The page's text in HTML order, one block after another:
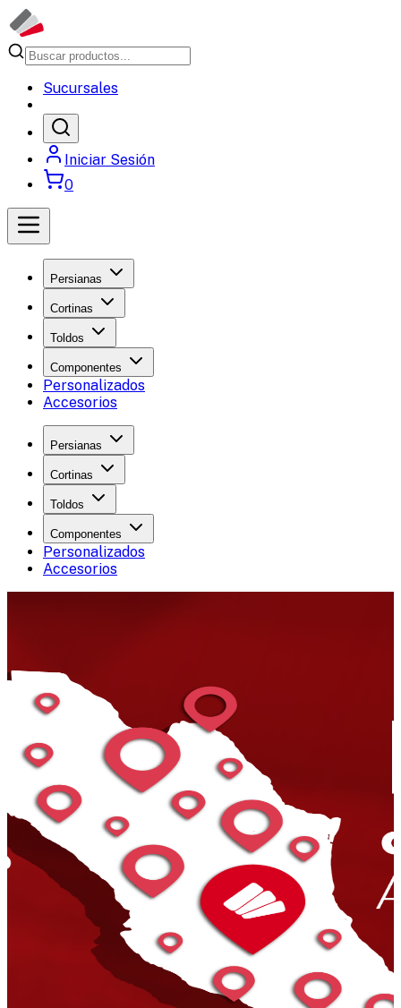
Sucursales
Iniciar Sesión
0
Persianas
Cortinas
Toldos
Componentes
Personalizados
Accesorios
Persianas
Cortinas
Toldos
Componentes
Personalizados
Accesorios